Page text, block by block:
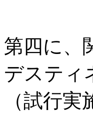
第四に、
デスティ
（試行